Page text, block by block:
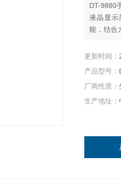
DT-9880
液晶显示
能，结合
更新时间：
产品型号：
厂商性质：
生产地址：